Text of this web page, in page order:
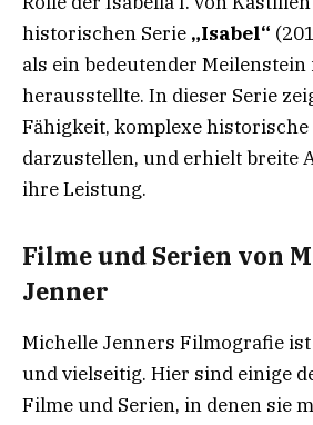
historischen Serie „Isabel“
als ein bedeutender
herausstellte. In dieser Serie
Fähigkeit, komplexe
darzustellen, und erhielt breite
ihre Leistung.
Filme und Serien von
Jenner
Michelle Jenners Filmografie
und vielseitig. Hier sind einige
Filme und Serien, in denen sie